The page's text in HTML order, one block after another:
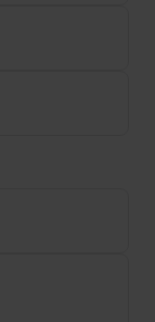
augustus.